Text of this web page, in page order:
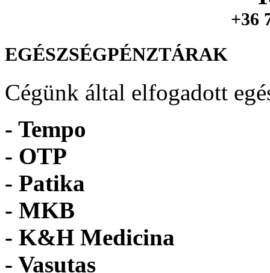
+36
EGÉSZSÉGPÉNZTÁRAK
Cégünk által elfogadott
- Tempo
- OTP
- Patika
- MKB
- K&H Medicina
- Vasutas